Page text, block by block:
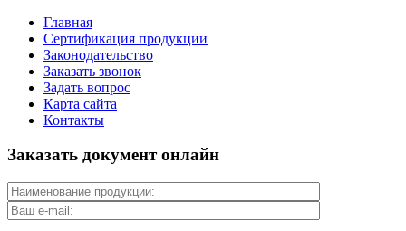
Главная
Сертификация продукции
Законодательство
Заказать звонок
Задать вопрос
Карта сайта
Контакты
Заказать документ онлайн